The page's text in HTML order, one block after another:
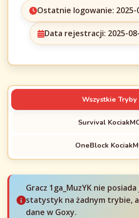
Ostatnie logowanie: 2025-
Data rejestracji: 2025-
Wszystkie Tryby
Survival
OneBlock
Gracz 1ga_MuzYK nie
statystyk na żadnym trybie,
dane w Goxy.